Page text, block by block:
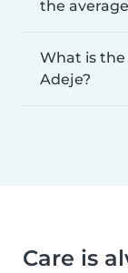
the
What is the
Adeje?
Care is